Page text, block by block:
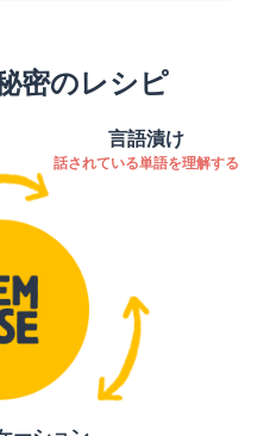
密のレシピ
言語漬け
話されている単語を理解する